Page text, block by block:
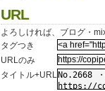
URL
よろしければ、ブログ・
タグつき
URLのみ
タイトル+URL